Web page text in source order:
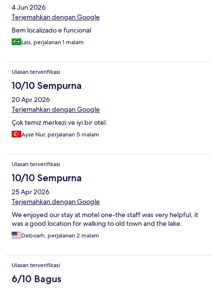
4 Jun 2026
Terjemahkan dengan Google
Bem localizado e funcional
Lais, perjalanan 1 malam
Ulasan terverifikasi
10/10 Sempurna
20 Apr 2026
Terjemahkan dengan Google
Çok temiz merkezi ve iyi bir otel.
Ayse Nur, perjalanan 5 malam
Ulasan terverifikasi
10/10 Sempurna
25 Apr 2026
Terjemahkan dengan Google
We enjoyed our stay at motel one-the staff was very helpful, it
was a good location for walking to old town and the lake.
Deboarh, perjalanan 2 malam
Ulasan terverifikasi
6/10 Bagus